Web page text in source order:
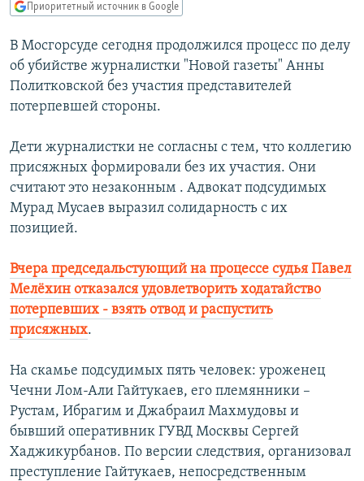
Вернутся
поиску
КАВКАЗ.РЕАЛИИ
СЕВЕР.РЕАЛИИ
СИБИРЬ.РЕАЛИИ
РАСПИСАНИЕ ВЕЩАНИЯ
ПОДПИШИТЕСЬ НА РАССЫЛКУ
Все сайты РСЕ/РС
Приоритетный источник в Google
В Мосгорсуде сегодня продолжился процесс по делу
об убийстве журналистки "Новой газеты" Анны
Политковской без участия представителей
потерпевшей стороны.
Дети журналистки не согласны с тем, что коллегию
присяжных формировали без их участия. Они
считают это незаконным . Адвокат подсудимых
Мурад Мусаев выразил солидарность с их
позицией.
Вчера председальстующий на процессе судья Павел
Мелёхин отказался удовлетворить ходатайство
потерпевших - взять отвод и распустить
присяжных.
На скамье подсудимых пять человек: уроженец
Чечни Лом-Али Гайтукаев, его племянники –
Рустам, Ибрагим и Джабраил Махмудовы и
бывший оперативник ГУВД Москвы Сергей
Хаджикурбанов. По версии следствия, организовал
преступление Гайтукаев, непосредственным